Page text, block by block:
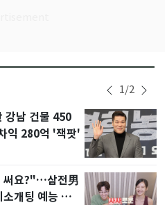
1/2
강남 건물 450
익 280억 '잭팟'
써요?"…삼전男
개팅 예능 화